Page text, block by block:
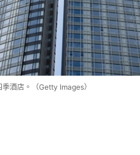
酒店。（Getty Images）